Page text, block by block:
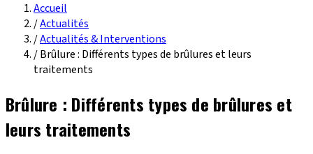
Accueil
/Actualités
/Actualités & Interventions
/Brûlure : Différents types de brûlures et leurs
traitements
Brûlure : Différents types de brûlures et
leurs traitements